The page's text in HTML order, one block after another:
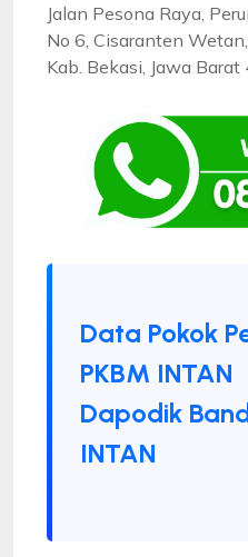
Jalan Pesona Raya,
No 6, Cisaranten
Kab. Bekasi, Jawa
Data Pokok
PKBM INTAN
Dapodik
INTAN